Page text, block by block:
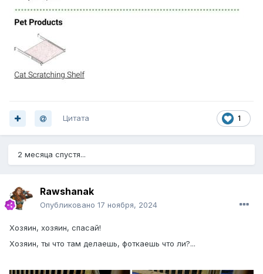
1
Цитата
2 месяца спустя...
Rawshanak
Опубликовано 17 ноября, 2024
Хозяин, хозяин, спасай!
Хозяин, ты что там делаешь, фоткаешь что ли?...